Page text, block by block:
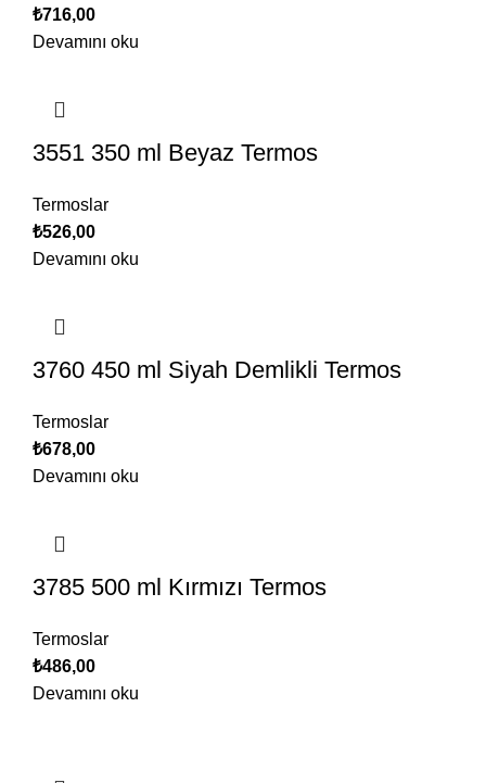
₺716,00
Devamını oku
3551 350 ml Beyaz Termos
Termoslar
₺526,00
Devamını oku
3760 450 ml Siyah Demlikli Termos
Termoslar
₺678,00
Devamını oku
3785 500 ml Kırmızı Termos
Termoslar
₺486,00
Devamını oku